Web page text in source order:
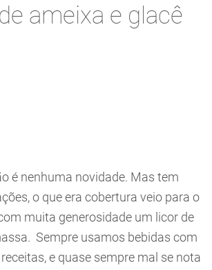
ameixa e glacê
é nenhuma novidade. Mas tem
o que era cobertura veio para o
muita generosidade um licor de
Sempre usamos bebidas com
e quase sempre mal se nota